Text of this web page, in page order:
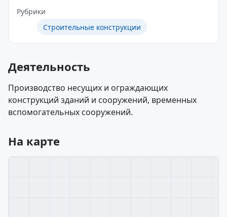
Рубрики
Строительные конструкции
Деятельность
Производство несущих и ограждающих
конструкций зданий и сооружений, временных
вспомогательных сооружений.
На карте